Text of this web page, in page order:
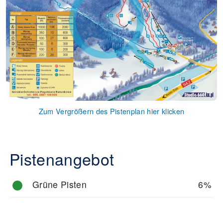
Zum Vergrößern des Pistenplan hier klicken
Pistenangebot
Grüne Pisten 6%